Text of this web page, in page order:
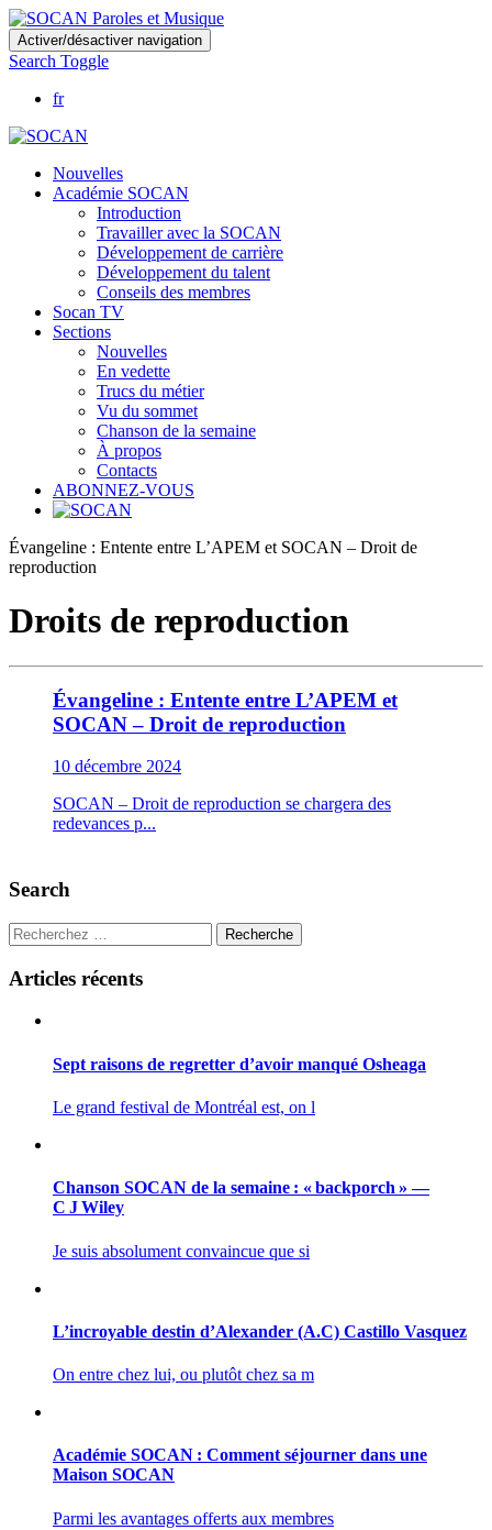
Skip
to
main
content
Activer/désactiver navigation
Search Toggle
fr
Nouvelles
Académie SOCAN
Introduction
Travailler avec la SOCAN
Développement de carrière
Développement du talent
Conseils des membres
Socan TV
Sections
Nouvelles
En vedette
Trucs du métier
Vu du sommet
Chanson de la semaine
À propos
Contacts
ABONNEZ-VOUS
Évangeline : Entente entre L’APEM et SOCAN – Droit de
reproduction
Droits de reproduction
Évangeline : Entente entre L’APEM et
SOCAN – Droit de reproduction
10 décembre 2024
SOCAN – Droit de reproduction se chargera des
redevances p...
Search
Recherche
Articles récents
Sept raisons de regretter d’avoir manqué Osheaga
Le grand festival de Montréal est, on l
Chanson SOCAN de la semaine : « backporch » —
C J Wiley
Je suis absolument convaincue que si
L’incroyable destin d’Alexander (A.C) Castillo Vasquez
On entre chez lui, ou plutôt chez sa m
Académie SOCAN : Comment séjourner dans une
Maison SOCAN
Parmi les avantages offerts aux membres